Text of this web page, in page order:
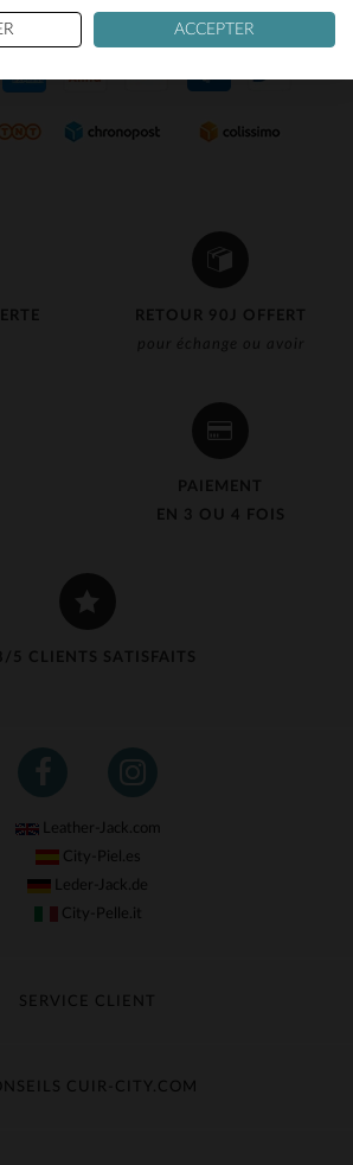
RETOUR 90J OFFERT
pour échange ou avoir
PAIEMENT
EN 3 OU 4 FOIS
5 CLIENTS SATISFAITS
DE CONFIANCE
Leather-Jack.com
City-Piel.es
Leder-Jack.de
City-Pelle.it
SERVICE CLIENT
& Remboursement
CUIR-CITY.COM
ACCEPTER